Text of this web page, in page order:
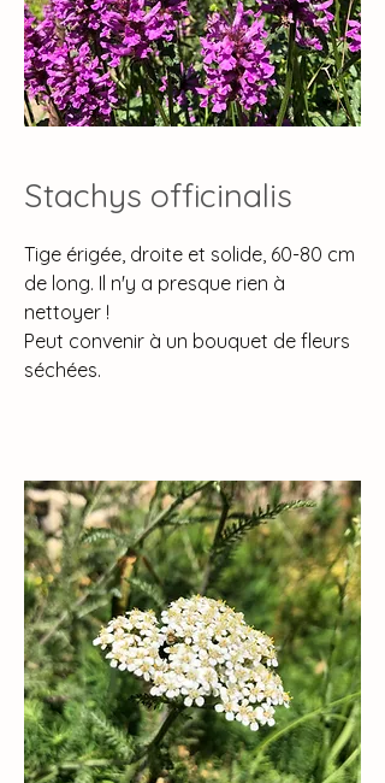
Stachys officinalis
Tige érigée, droite et solide, 60-80 cm
de long. Il n'y a presque rien à
nettoyer !
Peut convenir à un bouquet de fleurs
séchées.